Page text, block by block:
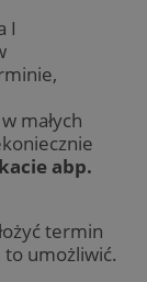
I
małych
abp.
termin
umożliwić.